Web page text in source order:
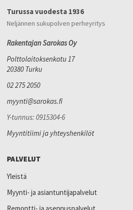
Turussa vuodesta 1936
Neljännen sukupolven perheyritys
Rakentajan Sarokas Oy
Polttolaitoksenkatu 17
20380 Turku
02 275 2050
myynti@sarokas.fi
Y-tunnus: 0915304-6
Myyntitiimi ja yhteyshenkilöt
PALVELUT
Yleistä
Myynti- ja asiantuntijapalvelut
Remontti- ja asennuspalvelut